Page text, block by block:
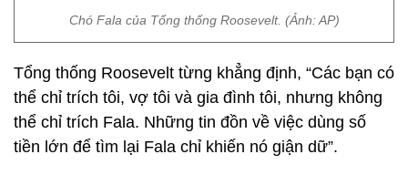
Chó Fala của Tổng thống Roosevelt. (Ảnh: AP)
Tổng thống Roosevelt từng khẳng định, “Các bạn có
thể chỉ trích tôi, vợ tôi và gia đình tôi, nhưng không
thể chỉ trích Fala. Những tin đồn về việc dùng số
tiền lớn để tìm lại Fala chỉ khiến nó giận dữ”.